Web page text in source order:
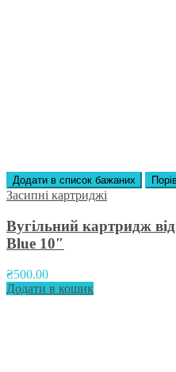
Додати в список бажаних
Засипні картриджі
Вугільний картридж
Вlue 10″
₴500.00
Додати в кошик